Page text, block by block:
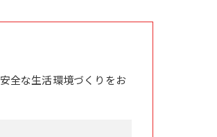
全な生活環境づくりをお